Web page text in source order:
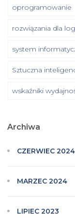
oprogramowanie
rozwiązania dla
system
Sztuczna
wskaźniki
Archiwa
CZERWIEC 2024
MARZEC 2024
LIPIEC 2023